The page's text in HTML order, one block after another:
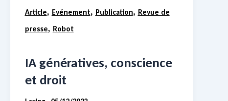
Article, Evénement, Publication, Revue de
presse, Robot
IA génératives, conscience
et droit